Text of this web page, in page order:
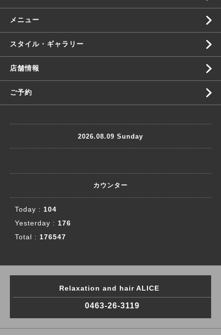
メニュー
スタイル・ギャラリー
店舗情報
ご予約
2026.08.09 Sunday
カウンター
Today : 104
Yesterday : 176
Total : 176547
Relaxation and hair ALICE
0463-26-3119